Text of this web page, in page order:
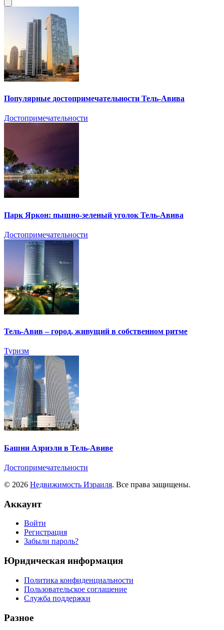
Популярные достопримечательности Тель-Авива
Достопримечательности
Парк Яркон: пышно-зеленый уголок Тель-Авива
Достопримечательности
Тель-Авив – город, живущий в собственном ритме
Туризм
Башни Азриэли в Тель-Авиве
Достопримечательности
© 2026 Недвижимость Израиля. Все права защищены.
Аккаунт
Войти
Регистрация
Забыли пароль?
Юридическая информация
Политика конфиденциальности
Пользовательское соглашение
Служба поддержки
Разное